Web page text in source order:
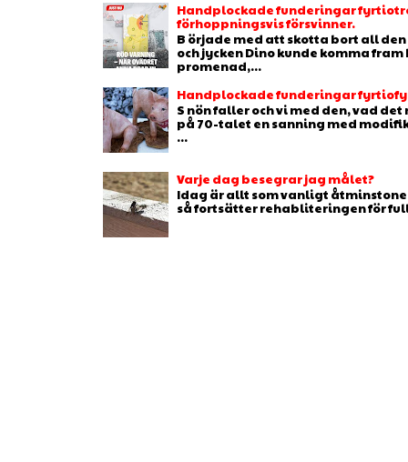
Handplockade funderingar
förhoppningsvis försvinner.
B örjade med att skotta bort all
och jycken Dino kunde komma
promenad,...
Handplockade funderingar
S nön faller och vi med den, vad
på 70-talet en sanning med
...
Varje dag besegrar jag målet?
Idag är allt som vanligt
så fortsätter rehabliteringen för